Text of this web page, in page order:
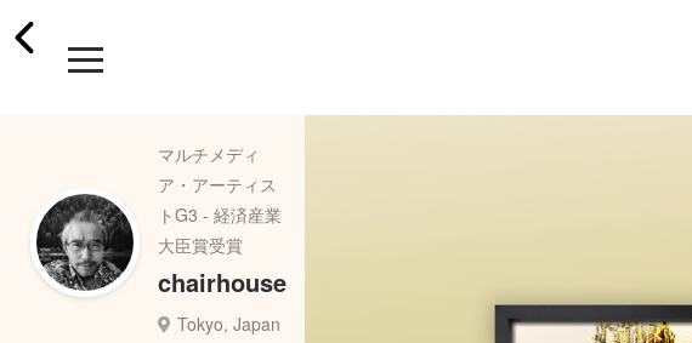
マルチメディ
ア・アーティス
トG3 - 経済産業
大臣賞受賞
chairhouse
Tokyo, Japan